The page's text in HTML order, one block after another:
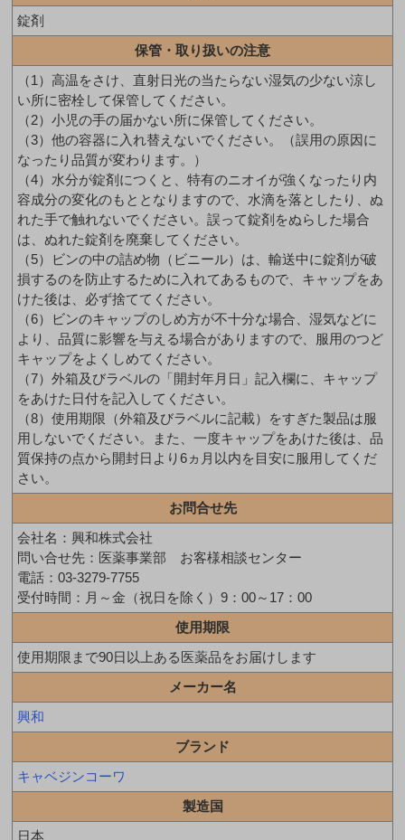
錠剤
保管・取り扱いの注意
（1）高温をさけ、直射日光の当たらない湿気の少ない涼し
い所に密栓して保管してください。
（2）小児の手の届かない所に保管してください。
（3）他の容器に入れ替えないでください。（誤用の原因に
なったり品質が変わります。）
（4）水分が錠剤につくと、特有のニオイが強くなったり内
容成分の変化のもととなりますので、水滴を落としたり、ぬ
れた手で触れないでください。誤って錠剤をぬらした場合
は、ぬれた錠剤を廃棄してください。
（5）ビンの中の詰め物（ビニール）は、輸送中に錠剤が破
損するのを防止するために入れてあるもので、キャップをあ
けた後は、必ず捨ててください。
（6）ビンのキャップのしめ方が不十分な場合、湿気などに
より、品質に影響を与える場合がありますので、服用のつど
キャップをよくしめてください。
（7）外箱及びラベルの「開封年月日」記入欄に、キャップ
をあけた日付を記入してください。
（8）使用期限（外箱及びラベルに記載）をすぎた製品は服
用しないでください。また、一度キャップをあけた後は、品
質保持の点から開封日より6ヵ月以内を目安に服用してくだ
さい。
お問合せ先
会社名：興和株式会社
問い合せ先：医薬事業部 お客様相談センター
電話：03-3279-7755
受付時間：月～金（祝日を除く）9：00～17：00
使用期限
使用期限まで90日以上ある医薬品をお届けします
メーカー名
興和
ブランド
キャベジンコーワ
製造国
日本